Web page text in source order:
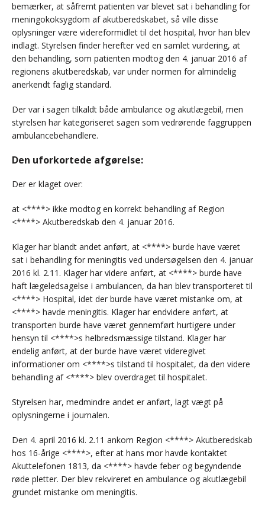
bemærker, at såfremt patienten var blevet sat i behandling for
meningokoksygdom af akutberedskabet, så ville disse
oplysninger være videreformidlet til det hospital, hvor han blev
indlagt. Styrelsen finder herefter ved en samlet vurdering, at
den behandling, som patienten modtog den 4. januar 2016 af
regionens akutberedskab, var under normen for almindelig
anerkendt faglig standard.
Der var i sagen tilkaldt både ambulance og akutlægebil, men
styrelsen har kategoriseret sagen som vedrørende faggruppen
ambulancebehandlere.
Den uforkortede afgørelse:
Der er klaget over:
at <****> ikke modtog en korrekt behandling af Region
<****> Akutberedskab den 4. januar 2016.
Klager har blandt andet anført, at <****> burde have været
sat i behandling for meningitis ved undersøgelsen den 4. januar
2016 kl. 2.11. Klager har videre anført, at <****> burde have
haft lægeledsagelse i ambulancen, da han blev transporteret til
<****> Hospital, idet der burde have været mistanke om, at
<****> havde meningitis. Klager har endvidere anført, at
transporten burde have været gennemført hurtigere under
hensyn til <****>s helbredsmæssige tilstand. Klager har
endelig anført, at der burde have været videregivet
informationer om <****>s tilstand til hospitalet, da den videre
behandling af <****> blev overdraget til hospitalet.
Styrelsen har, medmindre andet er anført, lagt vægt på
oplysningerne i journalen.
Den 4. april 2016 kl. 2.11 ankom Region <****> Akutberedskab
hos 16-årige <****>, efter at hans mor havde kontaktet
Akuttelefonen 1813, da <****> havde feber og begyndende
røde pletter. Der blev rekvireret en ambulance og akutlægebil
grundet mistanke om meningitis.